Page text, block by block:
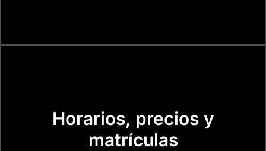
Horarios, precios y
matrículas